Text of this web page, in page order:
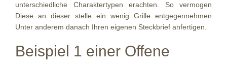
unterschiedliche Charaktertypen erachten. So vermogen
Diese an dieser stelle ein wenig Grille entgegennehmen
Unter anderem danach Ihren eigenen Steckbrief anfertigen.
Beispiel 1 einer Offene